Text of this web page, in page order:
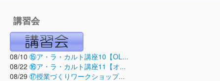
講習会
08/10 ⑮ア・ラ・カルト講座10【OL...
08/22 ⑯ア・ラ・カルト講座11【オ...
08/29 ⑰授業づくりワークショップ...